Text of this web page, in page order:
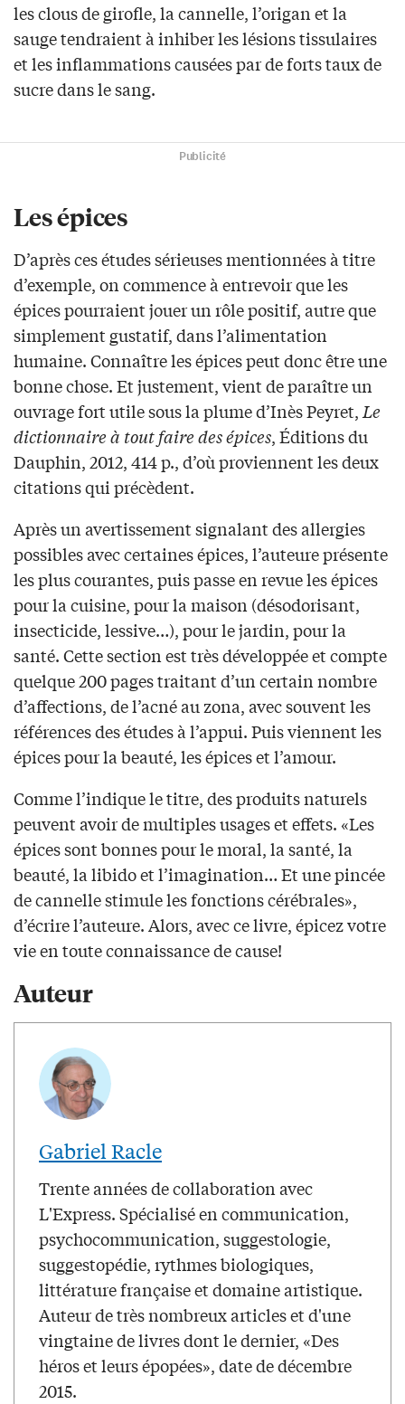
les clous de girofle, la cannelle, l’origan et la
sauge tendraient à inhiber les lésions tissulaires
et les inflammations causées par de forts taux de
sucre dans le sang.
Publicité
Les épices
D’après ces études sérieuses mentionnées à titre
d’exemple, on commence à entrevoir que les
épices pourraient jouer un rôle positif, autre que
simplement gustatif, dans l’alimentation
humaine. Connaître les épices peut donc être une
bonne chose. Et justement, vient de paraître un
ouvrage fort utile sous la plume d’Inès Peyret,Le
dictionnaire à tout faire des épices, Éditions du
Dauphin, 2012, 414 p., d’où proviennent les deux
citations qui précèdent.
Après un avertissement signalant des allergies
possibles avec certaines épices, l’auteure présente
les plus courantes, puis passe en revue les épices
pour la cuisine, pour la maison (désodorisant,
insecticide, lessive…), pour le jardin, pour la
santé. Cette section est très développée et compte
quelque 200 pages traitant d’un certain nombre
d’affections, de l’acné au zona, avec souvent les
références des études à l’appui. Puis viennent les
épices pour la beauté, les épices et l’amour.
Comme l’indique le titre, des produits naturels
peuvent avoir de multiples usages et effets. «Les
épices sont bonnes pour le moral, la santé, la
beauté, la libido et l’imagination… Et une pincée
de cannelle stimule les fonctions cérébrales»,
d’écrire l’auteure. Alors, avec ce livre, épicez votre
vie en toute connaissance de cause!
Auteur
Gabriel Racle
Trente années de collaboration avec
L'Express. Spécialisé en communication,
psychocommunication, suggestologie,
suggestopédie, rythmes biologiques,
littérature française et domaine artistique.
Auteur de très nombreux articles et d'une
vingtaine de livres dont le dernier, «Des
héros et leurs épopées», date de décembre
2015.